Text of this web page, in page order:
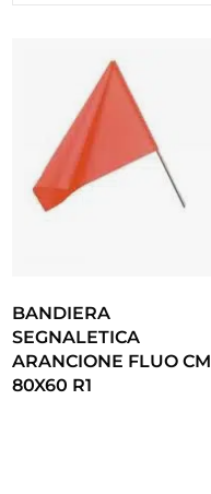
BANDIERA
SEGNALETICA
ARANCIONE FLUO CM
80X60 R1